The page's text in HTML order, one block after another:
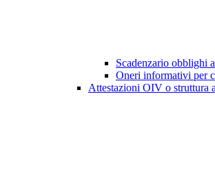
Scadenzario obblighi
Oneri informativi per
Attestazioni OIV o struttura